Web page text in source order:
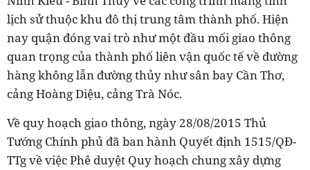
lịch sử thuộc khu đô thị trung tâm thành phố. Hiện
nay quận đóng vai trò như một đầu mối giao thông
quan trọng của thành phố liên vận quốc tế về đường
hàng không lẫn đường thủy như sân bay Cần Thơ,
cảng Hoàng Diệu, cảng Trà Nóc.
Về quy hoạch giao thông, ngày 28/08/2015 Thủ
Tướng Chính phủ đã ban hành Quyết định 1515/QĐ-
TTg về việc Phê duyệt Quy hoạch chung xây dựng